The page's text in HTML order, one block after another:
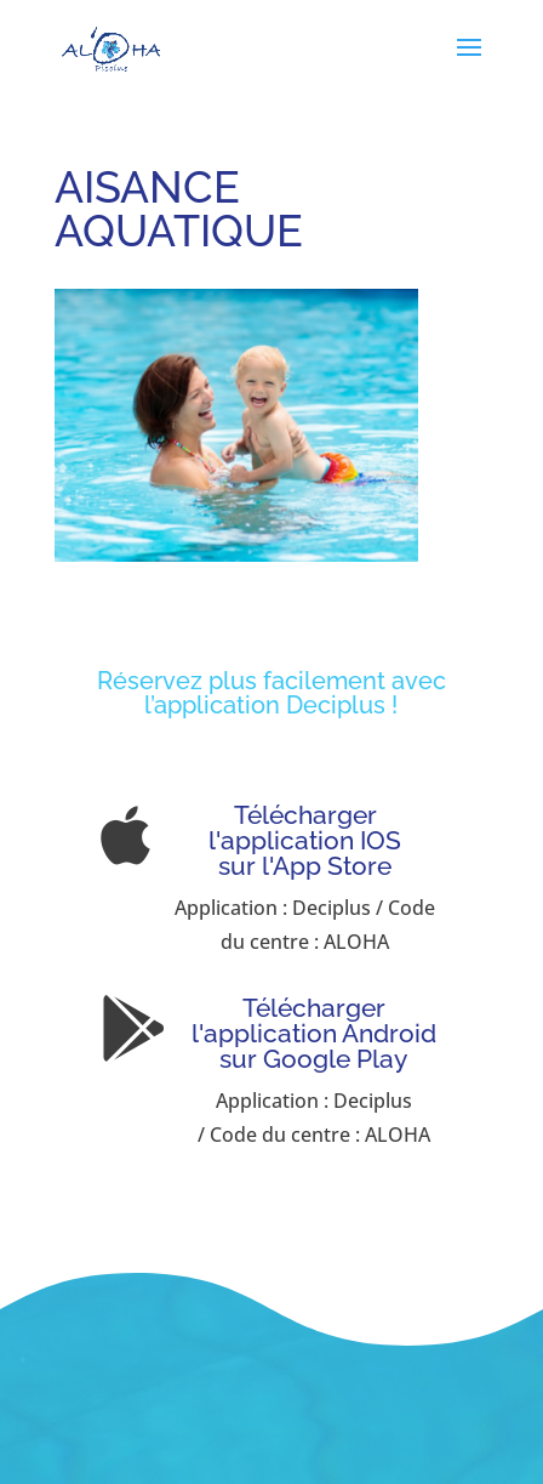
AISANCE
AQUATIQUE
Réservez plus facilement avec
l’application Deciplus !

Télécharger
l'application IOS
sur l'App Store
Application : Deciplus / Code
du centre : ALOHA

Télécharger
l'application Android
sur Google Play
Application : Deciplus
/ Code du centre : ALOHA